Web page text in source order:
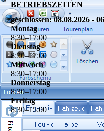
BETRIEBSZEITEN
geschlossen: 08.08.2026 -
Montag
8:30–17:00
Dienstag
8:30–17:00
Mittwoch
8:30–17:00
Donnerstag
8:30–17:00
Freitag
8:30–15:00